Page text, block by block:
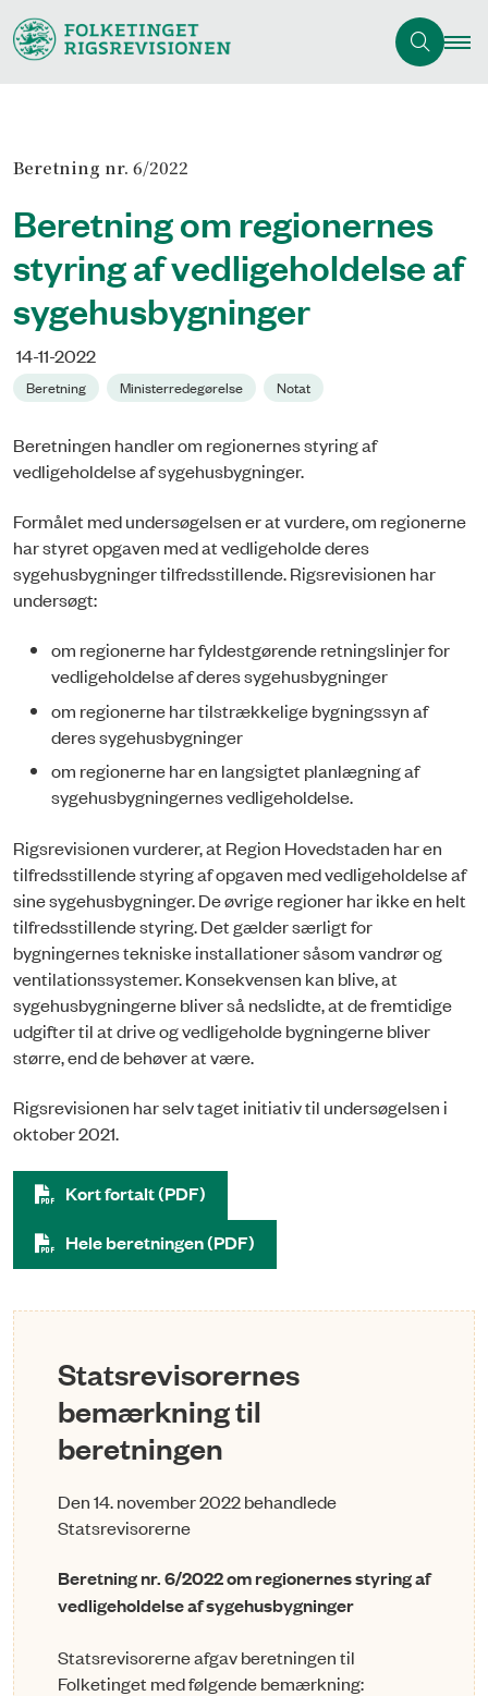
Beretning nr. 6/2022
Beretning om regionernes
styring af vedligeholdelse af
sygehusbygninger
14-11-2022
Beretning Ministerredegørelse Notat
Beretningen handler om regionernes styring af
vedligeholdelse af sygehusbygninger.
Formålet med undersøgelsen er at vurdere, om regionerne
har styret opgaven med at vedligeholde deres
sygehusbygninger tilfredsstillende. Rigsrevisionen har
undersøgt:
om regionerne har fyldestgørende retningslinjer for
vedligeholdelse af deres syge­husbygninger
om regionerne har tilstrækkelige bygningssyn af
deres sygehusbygninger
om regionerne har en langsigtet planlægning af
sygehusbygningernes vedligeholdel­se.
Rigsrevisionen vurderer, at Region Hovedstaden har en
tilfredsstillende styring af opgaven med vedlige­holdelse af
sine sygehusbygninger. De øvrige regioner har ikke en helt
tilfredsstillende styring. Det gælder særligt for
bygningernes tekniske instal­lationer såsom vandrør og
ventilationssystemer. Konsekvensen kan bli­ve, at
sygehusbygningerne bliver så nedslidte, at de fremtidige
udgifter til at drive og vedligeholde bygningerne bliver
større, end de behøver at væ­re.
Rigsrevisionen har selv taget initiativ til undersøgelsen i
oktober 2021.
Kort fortalt (PDF)
Hele beretningen (PDF)
Statsrevisorernes
bemærkning til
beretningen
Den 14. november 2022 behandlede
Statsrevisorerne
Beretning nr. 6/2022 om regionernes styring af
vedligeholdelse af sygehusbygninger
Statsrevisorerne afgav beretningen til
Folketinget med følgende bemærkning: